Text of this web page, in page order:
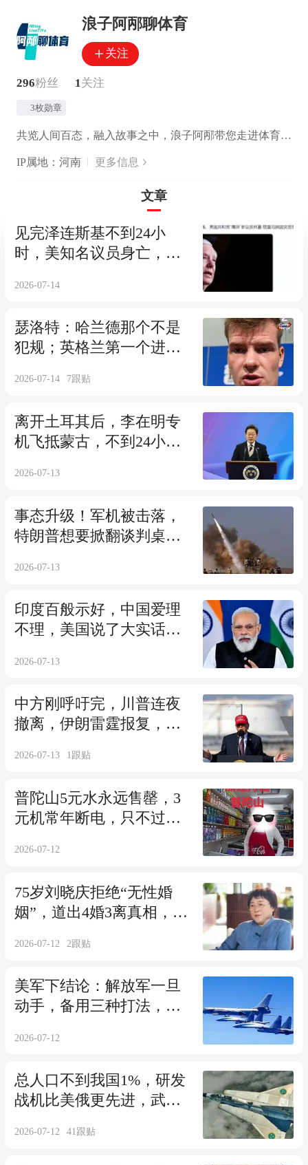
浪子阿邴聊体育
关注
296粉丝 1 关注
3枚勋章
共览人间百态，融入故事之中，浪子阿邴带您走进体育的世界。
IP属地：河南 更多信息
文章
见完泽连斯基不到24小
时，美知名议员身亡，曾
2026-07-14
瑟洛特：哈兰德那个不是
犯规；英格兰第一个进球
2026-07-14 7跟贴
离开土耳其后，李在明专
机飞抵蒙古，不到24小
2026-07-13
事态升级！军机被击落，
特朗普想要掀翻谈判桌？
2026-07-13
印度百般示好，中国爱理
不理，美国说了大实话！
2026-07-13
中方刚呼吁完，川普连夜
撤离，伊朗雷霆报复，精
2026-07-13 1跟贴
普陀山5元水永远售罄，3
元机常年断电，只不过这
2026-07-12
75岁刘晓庆拒绝“无性婚
姻”，道出4婚3离真相，与
2026-07-12 2跟贴
美军下结论：解放军一旦
动手，备用三种打法，摧
2026-07-12
总人口不到我国1%，研发
战机比美俄更先进，武器
2026-07-12 41跟贴